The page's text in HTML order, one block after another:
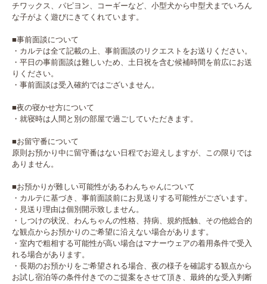
チワックス、パピヨン、コーギーなど、小型犬から中型犬までいろん
な子がよく遊びにきてくれています。
■事前面談について
・カルテは全て記載の上、事前面談のリクエストをお送りください。
・平日の事前面談は難しいため、土日祝を含む候補時間を前広にお送
りください。
・事前面談は受入確約ではございません。
■夜の寝かせ方について
・就寝時は人間と別の部屋で過ごしていただきます。
■お留守番について
原則お預かり中に留守番はない日程でお迎えしますが、この限りでは
ありません。
■お預かりが難しい可能性があるわんちゃんについて
・カルテに基づき、事前面談前にお見送りする可能性がございます。
・見送り理由は個別開示致しません。
・しつけの状況、わんちゃんの性格、持病、規約抵触、その他総合的
な観点からお預かりのご希望に沿えない場合があります。
・室内で粗相する可能性が高い場合はマナーウェアの着用条件で受入
れる場合があります。
・長期のお預かりをご希望される場合、夜の様子を確認する観点から
お試し宿泊等の条件付きでのご提案をさせて頂き、最終的な受入判断